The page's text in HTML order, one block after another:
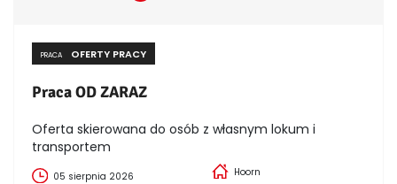
PRACA OFERTY PRACY
Praca OD ZARAZ
Oferta skierowana do osób z własnym lokum i
transportem
05 sierpnia 2026 Hoorn